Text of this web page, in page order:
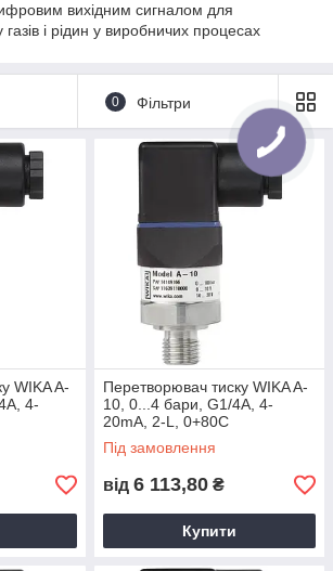
вихідним сигналом для
і рідин у виробничих процесах
0 Фільтри
WIKA A-
4-
Перетворювач тиску WIKA A-
10, 0...4 бари, G1/4А, 4-
20mA, 2-L, 0+80С
Під замовлення
від 6 113,80 ₴
Купити